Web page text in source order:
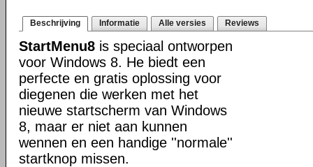
Beschrijving Informatie Alle versies Reviews
StartMenu8 is speciaal ontworpen
voor Windows 8. He biedt een
perfecte en gratis oplossing voor
diegenen die werken met het
nieuwe startscherm van Windows
8, maar er niet aan kunnen
wennen en een handige ''normale''
startknop missen.